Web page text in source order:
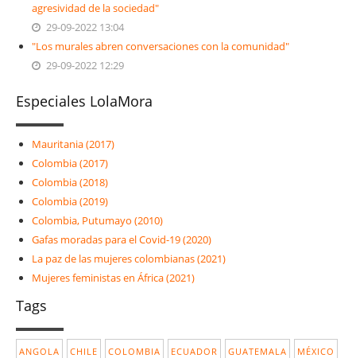
agresividad de la sociedad"
29-09-2022 13:04
"Los murales abren conversaciones con la comunidad"
29-09-2022 12:29
Especiales LolaMora
Mauritania (2017)
Colombia (2017)
Colombia (2018)
Colombia (2019)
Colombia, Putumayo (2010)
Gafas moradas para el Covid-19 (2020)
La paz de las mujeres colombianas (2021)
Mujeres feministas en África (2021)
Tags
ANGOLA CHILE COLOMBIA ECUADOR GUATEMALA MÉXICO